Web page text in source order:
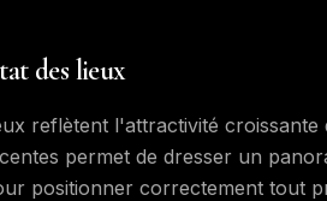
des lieux
reflètent l'attractivité
permet de dresser un
positionner correctement tout